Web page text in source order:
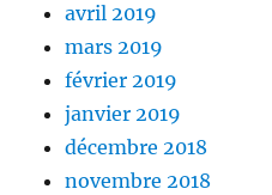
avril 2019
mars 2019
février 2019
janvier 2019
décembre 2018
novembre 2018